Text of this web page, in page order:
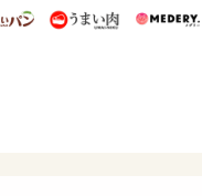
集
めし うまいパン うまい肉